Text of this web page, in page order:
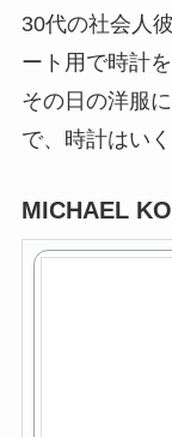
30代の社会人
ート用で時計
その日の洋服
で、時計はい
MICHAEL